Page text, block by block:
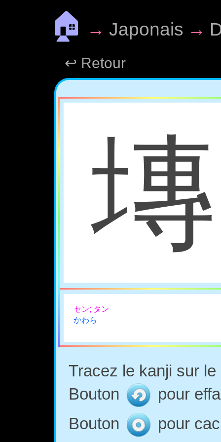
🏠 → Japonais →
↩ Retour
セン; タン
かわら
Tracez le kanji sur
Bouton
pour
Bouton
pour